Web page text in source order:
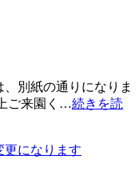
別紙の通りになりま
ご来園く…続きを読